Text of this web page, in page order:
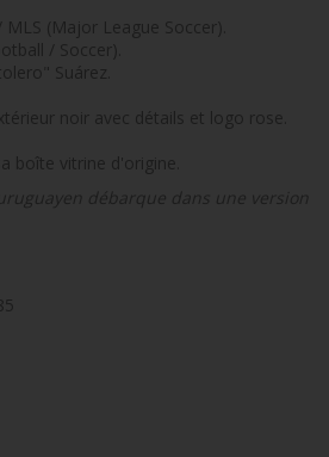
(Major League Soccer).
/ Soccer).
Suárez.
noir avec détails et logo rose.
boîte vitrine d'origine.
débarque dans une version